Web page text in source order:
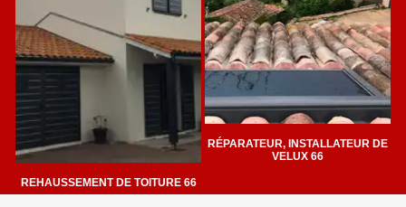
REHAUSSEMENT DE TOITURE 66
RÉPARATEUR, INSTALLATEUR DE
VELUX 66